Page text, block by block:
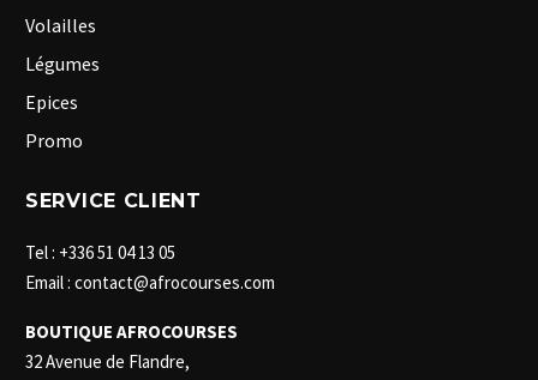
Volailles
Légumes
Epices
Promo
SERVICE CLIENT
Tel : +336 51 04 13 05
Email : contact@afrocourses.com
BOUTIQUE AFROCOURSES
32 Avenue de Flandre,